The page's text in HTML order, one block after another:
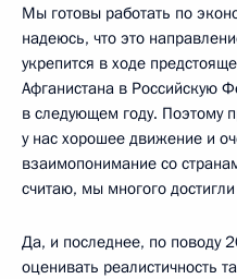
Мы готовы работать по
надеюсь, что это
укрепится в ходе
Афганистана в Российскую
в следующем году. Поэтому
у нас хорошее движение и
взаимопонимание со
считаю, мы многого
Да, и последнее, по поводу
оценивать реалистичность